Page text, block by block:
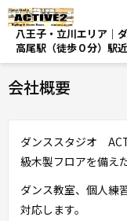
八王子・立川エリア｜
高尾駅（徒歩０分）駅
会社概要
ダンススタジオ
級木製フロアを備え
ダンス教室、個人練
対応します。